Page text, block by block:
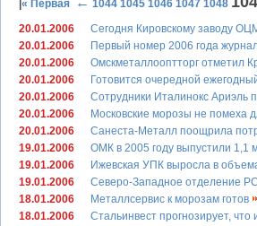
« Первая 1044 1045 1046 1047 1048
20.01.2006
Сегодня Кировскому заводу
20.01.2006
Первый номер 2006 года
20.01.2006
Омскметаллооптторг отметил
20.01.2006
Готовится очередной
20.01.2006
Сотрудники Италинокс Ариэль
20.01.2006
Московские морозы не помеха
20.01.2006
Санеста-Металл поощрила
19.01.2006
ОМК в 2005 году выпустили 1,1
19.01.2006
Ижевская УПК выросла в
19.01.2006
Северо-Западное отделение
18.01.2006
Металлсервис к морозам готов
18.01.2006
Стальинвест прогнозирует, что